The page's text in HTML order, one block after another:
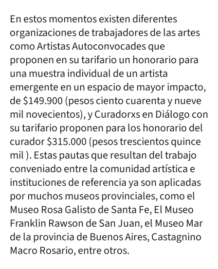
En estos momentos existen diferentes
organizaciones de trabajadores de las artes
como Artistas Autoconvocades que
proponen en su tarifario un honorario para
una muestra individual de un artista
emergente en un espacio de mayor impacto,
de $149.900 (pesos ciento cuarenta y nueve
mil novecientos), y Curadorxs en Diálogo con
su tarifario proponen para los honorario del
curador $315.000 (pesos trescientos quince
mil ). Estas pautas que resultan del trabajo
conveniado entre la comunidad artística e
instituciones de referencia ya son aplicadas
por muchos museos provinciales, como el
Museo Rosa Galisto de Santa Fe, El Museo
Franklin Rawson de San Juan, el Museo Mar
de la provincia de Buenos Aires, Castagnino
Macro Rosario, entre otros.